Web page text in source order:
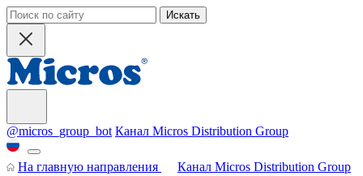
Искать
@micros_group_bot Канал Micros Distribution Group
На главную направления
Канал Micros Distribution Group